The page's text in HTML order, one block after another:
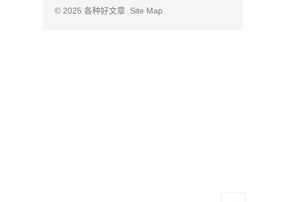
© 2025 各种好文章 Site Map